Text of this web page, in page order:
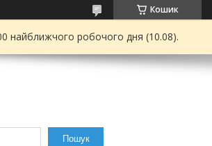
Кошик
найближчого робочого дня (10.08).
Пошук